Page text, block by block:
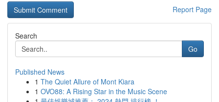
Report Page
Search
Go
Published News
1 The Quiet Allure of Mont Kiara
1 OVO88: A Rising Star in the Music Scene